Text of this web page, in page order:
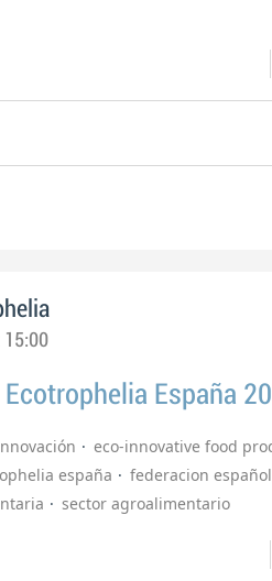
España
eco-innovative food
españa
federacion
sector agroalimentario